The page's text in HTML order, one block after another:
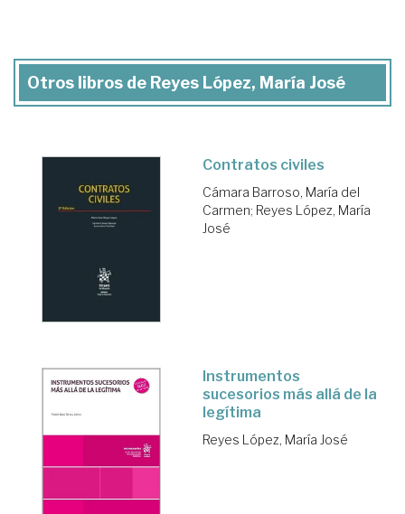
Otros libros de Reyes López, María José
Contratos civiles
Cámara Barroso, María del
Carmen; Reyes López, María
José
Instrumentos
sucesorios más allá de la
legítima
Reyes López, María José